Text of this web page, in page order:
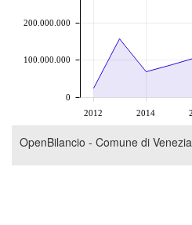
2012 2014
0
100.000.000
200.000.000
OpenBilancio - Comune di